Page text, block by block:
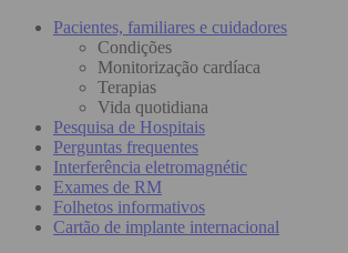
Pacientes, familiares e cuidadores
Condições
Monitorização cardíaca
Terapias
Vida quotidiana
Pesquisa de Hospitais
Perguntas frequentes
Interferência eletromagnétic
Exames de RM
Folhetos informativos
Cartão de implante internacional